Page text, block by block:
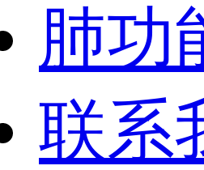
肺功
联系